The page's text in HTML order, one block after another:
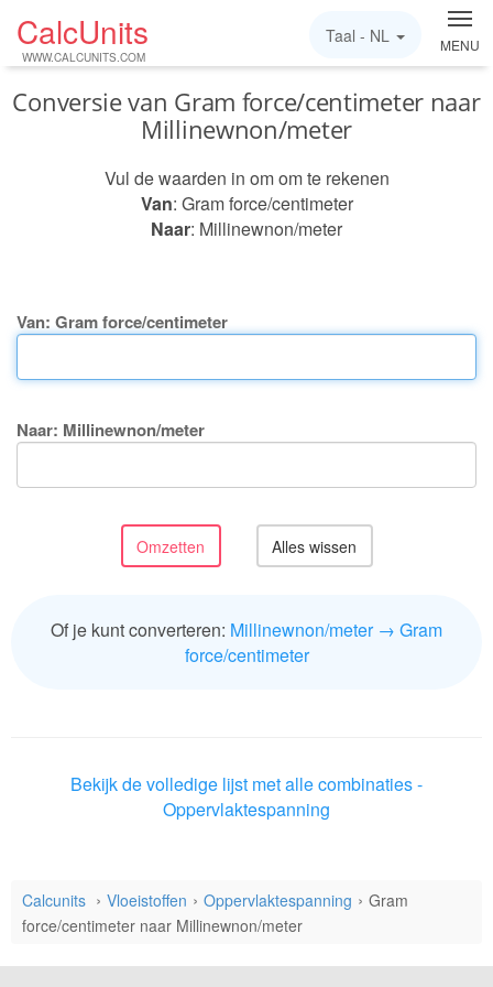
CalcUnits
WWW.CALCUNITS.COM
MENU
Taal - NL
Conversie van Gram force/centimeter naar
Millinewnon/meter
Vul de waarden in om om te rekenen
Van: Gram force/centimeter
Naar: Millinewnon/meter
Van: Gram force/centimeter
Naar: Millinewnon/meter
Of je kunt converteren: Millinewnon/meter → Gram
force/centimeter
Bekijk de volledige lijst met alle combinaties -
Oppervlaktespanning
Calcunits Vloeistoffen Oppervlaktespanning
Gram
force/centimeter naar Millinewnon/meter